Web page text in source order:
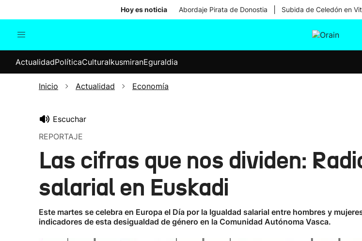
Hoy es noticia Abordaje Pirata de Donostia Subida de Celedón en
Internacional
Elecciones
ActualidadPolíticaCulturaIkusmiranEguraldia
Inicio Actualidad Economía
Escuchar
REPORTAJE
Las cifras que nos dividen:
salarial en Euskadi
Este martes se celebra en Europa el Día por la Igualdad salarial entre hombres y
indicadores de esta desigualdad de género en la Comunidad Autónoma Vasca.